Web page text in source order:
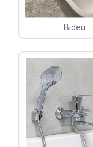
Bideu